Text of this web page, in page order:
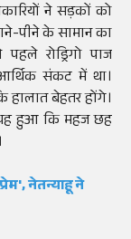
ने सड़कों को
पीने के सामान का
रोड्रिगो पाज
संकट में था।
बेहतर होंगे।
हुआ कि महज छह
नेतन्याहू ने